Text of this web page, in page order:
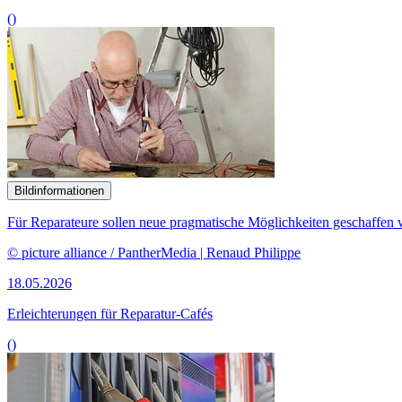
()
Bildinformationen
Für Reparateure sollen neue pragmatische Möglichkeiten geschaffen
© picture alliance / PantherMedia | Renaud Philippe
18.05.2026
Erleichterungen für Reparatur-Cafés
()